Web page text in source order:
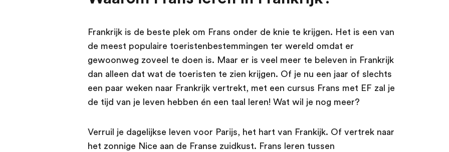
Frankrijk is de beste plek om Frans onder de knie te krijgen. Het is een van
de meest populaire toeristenbestemmingen ter wereld omdat er
gewoonweg zoveel te doen is. Maar er is veel meer te beleven in Frankrijk
dan alleen dat wat de toeristen te zien krijgen. Of je nu een jaar of slechts
een paar weken naar Frankrijk vertrekt, met een cursus Frans met EF zal je
de tijd van je leven hebben én een taal leren! Wat wil je nog meer?
Verruil je dagelijkse leven voor Parijs, het hart van Frankijk. Of vertrek naar
het zonnige Nice aan de Franse zuidkust. Frans leren tussen